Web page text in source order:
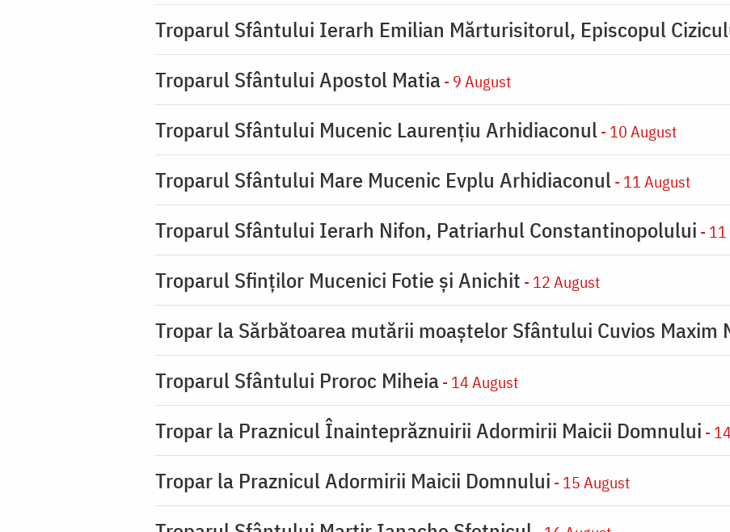
Troparul Sfântului Ierarh Emilian Mărturisitorul, Episcopul
Troparul Sfântului Apostol Matia- 9 August
Troparul Sfântului Mucenic Laurențiu Arhidiaconul - 10 August
Troparul Sfântului Mare Mucenic Evplu Arhidiaconul - 11 August
Troparul Sfântului Ierarh Nifon, Patriarhul Constantinopolului -
Troparul Sfinţilor Mucenici Fotie şi Anichit - 12 August
Tropar la Sărbătoarea mutării moaştelor Sfântului Cuvios Maxim
Troparul Sfântului Proroc Miheia- 14 August
Tropar la Praznicul Înainteprăznuirii Adormirii Maicii Domnului -
Tropar la Praznicul Adormirii Maicii Domnului - 15 August